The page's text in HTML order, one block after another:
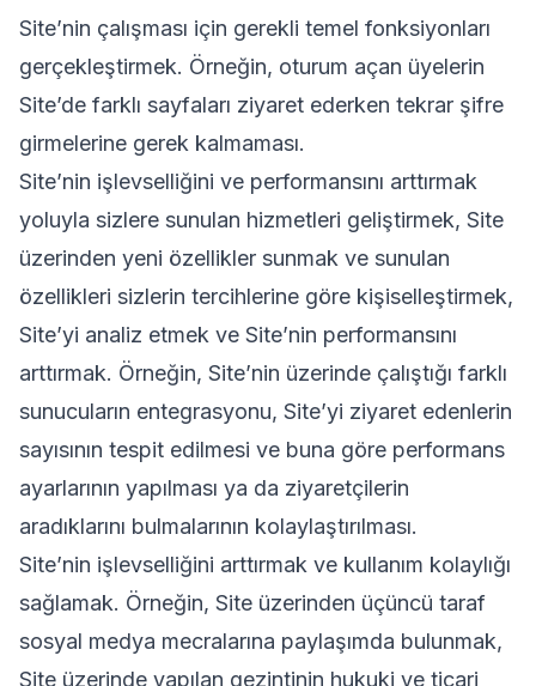
Site’nin çalışması için gerekli temel fonksiyonları
gerçekleştirmek. Örneğin, oturum açan üyelerin
Site’de farklı sayfaları ziyaret ederken tekrar şifre
girmelerine gerek kalmaması.
Site’nin işlevselliğini ve performansını arttırmak
yoluyla sizlere sunulan hizmetleri geliştirmek, Site
üzerinden yeni özellikler sunmak ve sunulan
özellikleri sizlerin tercihlerine göre kişiselleştirmek,
Site’yi analiz etmek ve Site’nin performansını
arttırmak. Örneğin, Site’nin üzerinde çalıştığı farklı
sunucuların entegrasyonu, Site’yi ziyaret edenlerin
sayısının tespit edilmesi ve buna göre performans
ayarlarının yapılması ya da ziyaretçilerin
aradıklarını bulmalarının kolaylaştırılması.
Site’nin işlevselliğini arttırmak ve kullanım kolaylığı
sağlamak. Örneğin, Site üzerinden üçüncü taraf
sosyal medya mecralarına paylaşımda bulunmak,
Site üzerinde yapılan gezintinin hukuki ve ticari